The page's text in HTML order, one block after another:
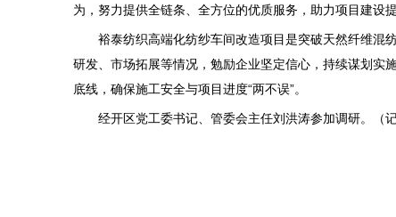
为，努力提供全链条、全方位的优质服务，助力项目建设提
裕泰纺织高端化纺纱车间改造项目是突破天然纤维混
研发、市场拓展等情况，勉励企业坚定信心，持续谋划实
底线，确保施工安全与项目进度“两不误”。
经开区党工委书记、管委会主任刘洪涛参加调研。（记